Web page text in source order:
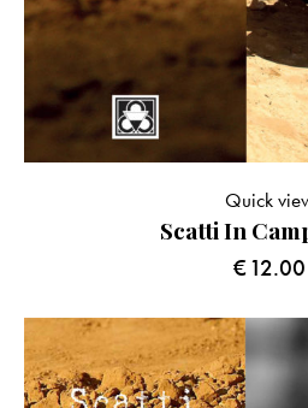
Scatti In
€12.00
Quick